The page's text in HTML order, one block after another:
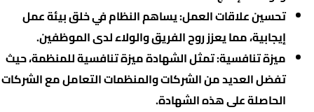
تحسين علاقات العمل: يساهم النظام في خلق بيئة عمل
إيجابية، مما يعزز روح الفريق والولاء لدى الموظفين.
ميزة تنافسية: تمثل الشهادة ميزة تنافسية للمنظمة، حيث
تفضل العديد من الشركات والمنظمات التعامل مع الشركات
الحاصلة على هذه الشهادة.